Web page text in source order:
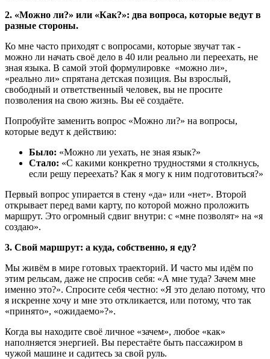
2. «Можно ли?» или «Как?»: два вопроса, которые ведут в
разные стороны.
Ко мне часто приходят с вопросами, которые звучат так -
можно ли начать своё дело в 40 или реально ли переехать, не
зная языка. В самой этой формулировке «можно ли»,
«реально ли» спрятана детская позиция. Вы взрослый,
свободный и ответственный человек, вы не просите
позволения на свою жизнь. Вы её создаёте.
Попробуйте заменить вопрос «Можно ли?» на вопросы,
которые ведут к действию:
Было: «Можно ли уехать, не зная язык?»
Стало: «С какими конкретно трудностями я столкнусь,
если решу переехать? Как я могу к ним подготовиться?»
Первый вопрос упирается в стену «да» или «нет». Второй
открывает перед вами карту, по которой можно проложить
маршрут. Это огромный сдвиг внутри: с «мне позволят» на «я
создаю».
3. Свой маршрут: а куда, собственно, я еду?
Мы живём в мире готовых траекторий. И часто мы идём по
этим рельсам, даже не спросив себя: «А мне туда? Зачем мне
именно это?». Спросите себя честно: «Я это делаю потому, что
я искренне хочу и мне это откликается, или потому, что так
«принято», «ожидаемо»?».
Когда вы находите своё личное «зачем», любое «как»
наполняется энергией. Вы перестаёте быть пассажиром в
чужой машине и садитесь за свой руль.